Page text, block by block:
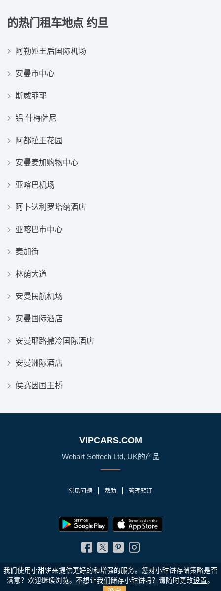
的热门租车地点 约旦
阿勒娅王后国际机场
安曼市中心
斯威菲耶
铝 什梅萨尼
阿都拉王花园
安曼麦加购物中心
亚喀巴机场
阿卜达利罗塔纳酒店
亚喀巴市中心
麦加街
林荫大道
安曼民航机场
安曼国际酒店
安曼耶路撒冷国际酒店
安曼洲际酒店
侯赛因国王桥
VIPCARS.COM
Webart Softech Ltd, UK的产品
常见问题 帮助 管理预订
隐私政策 条款&协议 网站导航
© 2010 - 2026 VIPCars.com. 保留所有权利
我们使用小甜饼来提供更好的和增强的服务。您对小甜饼存储策略是否
满意？ 欢迎继续浏览。不想让我们储存小甜饼吗？请随时更改设置。